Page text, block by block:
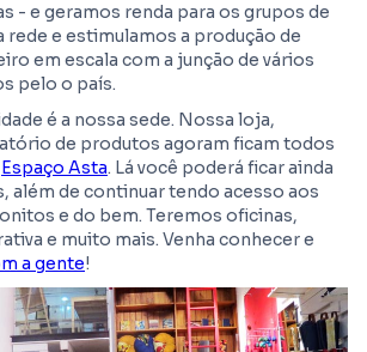
- e geramos renda para os grupos de
rede e estimulamos a produção de
em escala com a junção de vários
pelo o país.
é a nossa sede. Nossa loja,
de produtos agoram ficam todos
Espaço Asta. Lá você poderá ficar ainda
além de continuar tendo acesso aos
e do bem. Teremos oficinas,
e muito mais. Venha conhecer e
a gente!